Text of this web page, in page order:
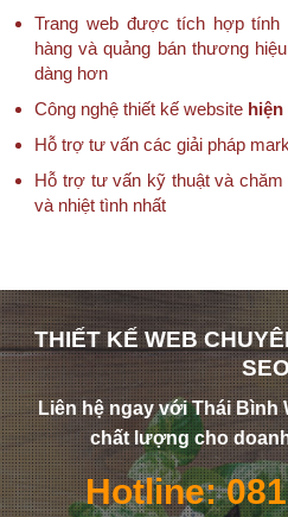
Trang web được tích hợp
hàng và quảng bán thương
dàng hơn
Công nghệ thiết kế website hiện
Hỗ trợ tư vấn các giải pháp
Hỗ trợ tư vấn kỹ thuật và
và nhiệt tình nhất
THIẾT KẾ WEB
Liên hệ ngay với Thái Bình
chất lượng cho
Hotline: